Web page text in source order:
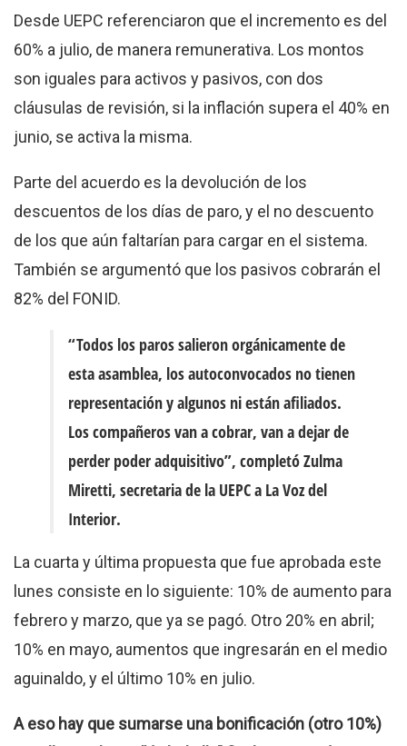
Desde UEPC referenciaron que el incremento es del
60% a julio, de manera remunerativa. Los montos
son iguales para activos y pasivos, con dos
cláusulas de revisión, si la inflación supera el 40% en
junio, se activa la misma.
Parte del acuerdo es la devolución de los
descuentos de los días de paro, y el no descuento
de los que aún faltarían para cargar en el sistema.
También se argumentó que los pasivos cobrarán el
82% del FONID.
“Todos los paros salieron orgánicamente de
esta asamblea, los autoconvocados no tienen
representación y algunos ni están afiliados.
Los compañeros van a cobrar, van a dejar de
perder poder adquisitivo”, completó Zulma
Miretti, secretaria de la UEPC a La Voz del
Interior.
La cuarta y última propuesta que fue aprobada este
lunes consiste en lo siguiente: 10% de aumento para
febrero y marzo, que ya se pagó. Otro 20% en abril;
10% en mayo, aumentos que ingresarán en el medio
aguinaldo, y el último 10% en julio.
A eso hay que sumarse una bonificación (otro 10%)